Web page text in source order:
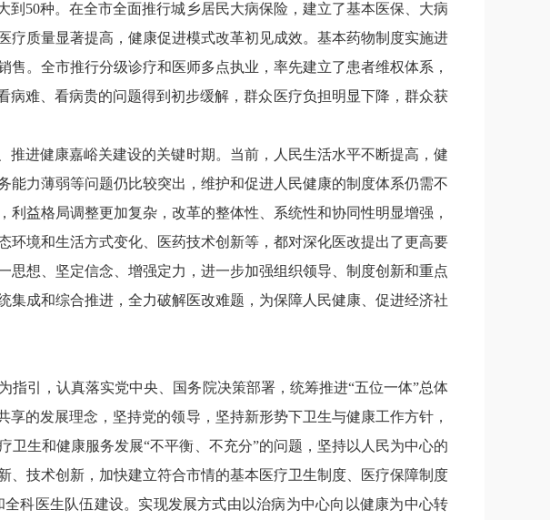
到 50种。在全市全面推行城乡居民大病保险，建立了基本医保、大病
质量显著提高，健康促进模式改革初见成效。基本药物制度实施进
。全市推行分级诊疗和医师多点执业，率先建立了患者维权体系，
病难、看病贵的问题得到初步缓解，群众医疗负担明显下降，群众获
进健康嘉峪关建设的关键时期。当前，人民生活水平不断提高，健
力薄弱等问题仍比较突出，维护和促进人民健康的制度体系仍需不
益格局调整更加复杂，改革的整体性、系统性和协同性明显增强，
境和生活方式变化、医药技术创新等，都对深化医改提出了更高要
想、坚定信念、增强定力，进一步加强组织领导、制度创新和重点
成和综合推进，全力破解医改难题，为保障人民健康、促进经济社
指引，认真落实党中央、国务院决策部署，统筹推进“五位一体”总体
享的发展理念，坚持党的领导， 坚持新形势下卫生与健康工作方针，
卫生和健康服务发展“不平衡、不充分”的问题， 坚持以人民为中心的
技术创新，加快建立符合市情的基本医疗卫生制度、医疗保障制度
科医生队伍建设。实现发展方式由以治病为中心向以健康为中心转